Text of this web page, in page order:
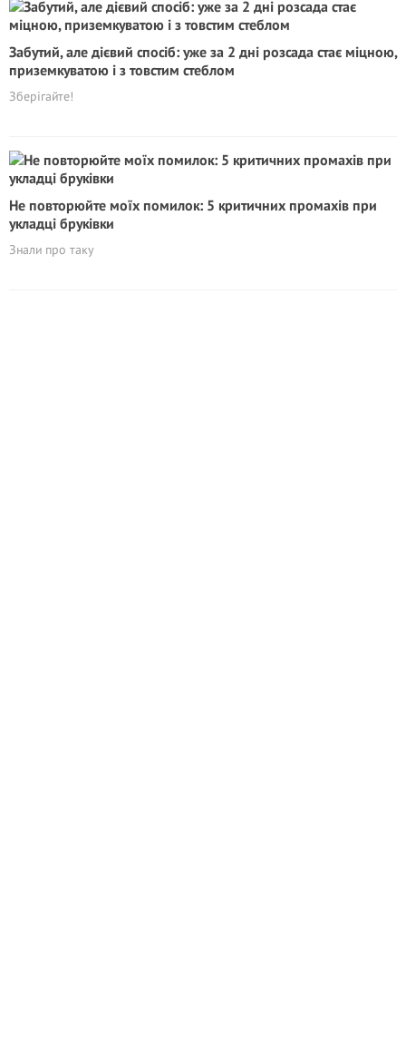
Забутий, але дієвий спосіб: уже за 2 дні розсада стає міцною,
приземкуватою і з товстим стеблом
Зберігайте!
Не повторюйте моїх помилок: 5 критичних промахів при
укладці бруківки
Знали про таку